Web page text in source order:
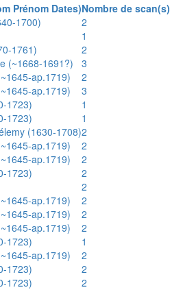
Prénom Dates)Nombre de scan(s)
1700)
2
1
1761)
2
(~1668-1691?)
3
ap.1719)
2
ap.1719)
3
1723)
1
1723)
1
(1630-1708)2
ap.1719)
2
ap.1719)
2
1723)
2
2
ap.1719)
2
ap.1719)
2
ap.1719)
2
1723)
1
ap.1719)
2
1723)
2
1723)
2